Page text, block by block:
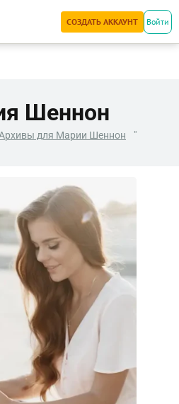
СОЗДАТЬ АККАУНТ Войти
Шеннон
для Марии Шеннон
"